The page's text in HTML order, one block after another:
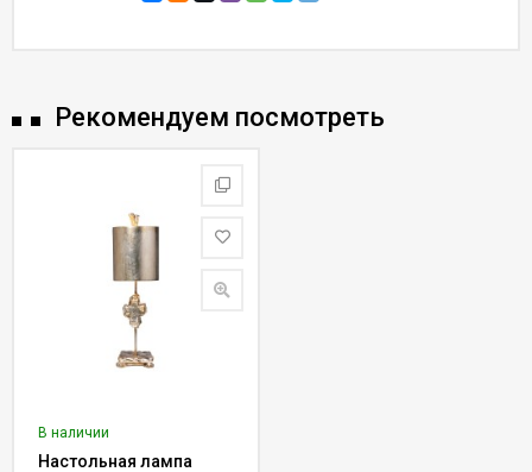
Рекомендуем посмотреть
В наличии
Настольная лампа